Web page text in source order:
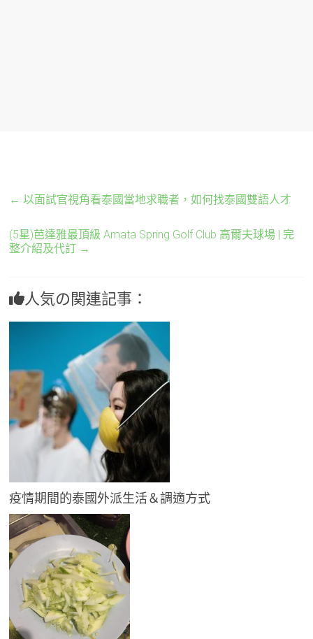
← 以面試官視角看泰國當地求職者，如何找泰國雙語人才
(5星)芭達雅最頂級 Amata Spring Golf Club 高爾夫球場 | 完
整介紹及代訂 →
人気の関連記事：
疫情期間的泰國外派生活＆調適方式